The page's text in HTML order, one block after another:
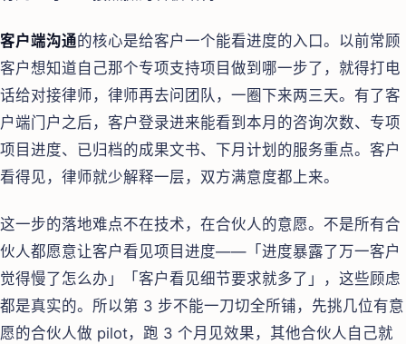
客户端沟通的核心是给客户一个能看进度的入口。以前常顾
客户想知道自己那个专项支持项目做到哪一步了，就得打电
话给对接律师，律师再去问团队，一圈下来两三天。有了客
户端门户之后，客户登录进来能看到本月的咨询次数、专项
项目进度、已归档的成果文书、下月计划的服务重点。客户
看得见，律师就少解释一层，双方满意度都上来。
这一步的落地难点不在技术，在合伙人的意愿。不是所有合
伙人都愿意让客户看见项目进度——「进度暴露了万一客户
觉得慢了怎么办」「客户看见细节要求就多了」，这些顾虑
都是真实的。所以第 3 步不能一刀切全所铺，先挑几位有意
愿的合伙人做 pilot，跑 3 个月见效果，其他合伙人自己就